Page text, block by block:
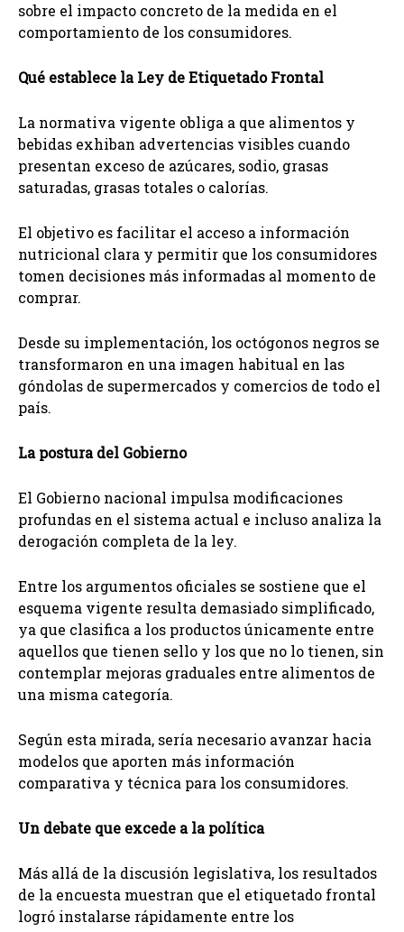
sobre el impacto concreto de la medida en el
comportamiento de los consumidores.
Qué establece la Ley de Etiquetado Frontal
La normativa vigente obliga a que alimentos y
bebidas exhiban advertencias visibles cuando
presentan exceso de azúcares, sodio, grasas
saturadas, grasas totales o calorías.
El objetivo es facilitar el acceso a información
nutricional clara y permitir que los consumidores
tomen decisiones más informadas al momento de
comprar.
Desde su implementación, los octógonos negros se
transformaron en una imagen habitual en las
góndolas de supermercados y comercios de todo el
país.
La postura del Gobierno
El Gobierno nacional impulsa modificaciones
profundas en el sistema actual e incluso analiza la
derogación completa de la ley.
Entre los argumentos oficiales se sostiene que el
esquema vigente resulta demasiado simplificado,
ya que clasifica a los productos únicamente entre
aquellos que tienen sello y los que no lo tienen, sin
contemplar mejoras graduales entre alimentos de
una misma categoría.
Según esta mirada, sería necesario avanzar hacia
modelos que aporten más información
comparativa y técnica para los consumidores.
Un debate que excede a la política
Más allá de la discusión legislativa, los resultados
de la encuesta muestran que el etiquetado frontal
logró instalarse rápidamente entre los